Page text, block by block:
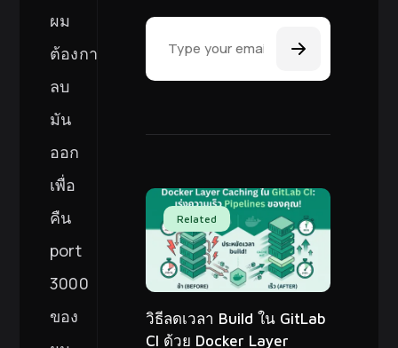
ผม
ต้องการ
ลบ
มัน
ออก
เพื่อ
คืน
port
3000
ของ
Related
วิธีลดเวลา Build ใน GitLab
CI ด้วย Docker Layer